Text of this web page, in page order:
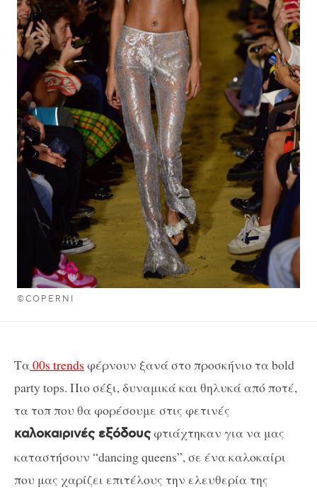
©COPERNI
Τα00s trends φέρνουν ξανά στο προσκήνιο τα bold
party tops. Πιο σέξι, δυναμικά και θηλυκά από ποτέ,
τα τοπ που θα φορέσουμε στις φετινές
καλοκαιρινές εξόδουςφτιάχτηκαν για να μας
καταστήσουν “dancing queens”, σε ένα καλοκαίρι
που μας χαρίζει επιτέλους την ελευθερία της